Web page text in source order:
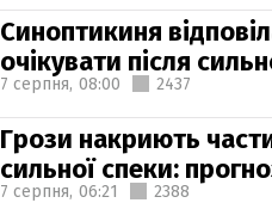
Синоптикиня
очікувати після
7 серпня, 08:00 2437
Грози накриють
сильної спеки:
7 серпня, 06:21 2388